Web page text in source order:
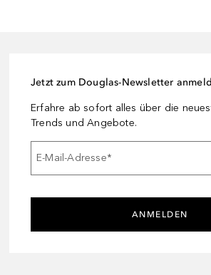
Jetzt zum Douglas-Newsletter
Erfahre ab sofort alles über die
Trends und Angebote.
E-Mail-Adresse*
ANMELDEN